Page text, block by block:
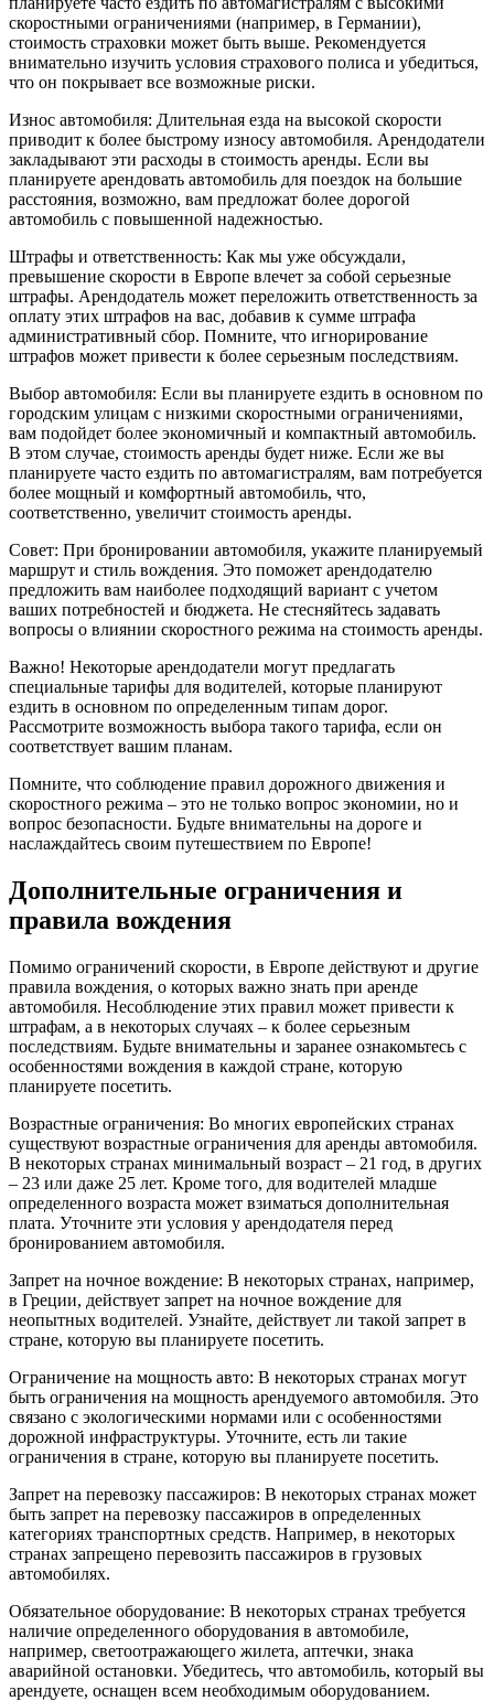
скоростными ограничениями (например, в Германии),
стоимость страховки может быть выше. Рекомендуется
внимательно изучить условия страхового полиса и убедиться,
что он покрывает все возможные риски.
Износ автомобиля: Длительная езда на высокой скорости
приводит к более быстрому износу автомобиля. Арендодатели
закладывают эти расходы в стоимость аренды. Если вы
планируете арендовать автомобиль для поездок на большие
расстояния, возможно, вам предложат более дорогой
автомобиль с повышенной надежностью.
Штрафы и ответственность: Как мы уже обсуждали,
превышение скорости в Европе влечет за собой серьезные
штрафы. Арендодатель может переложить ответственность за
оплату этих штрафов на вас, добавив к сумме штрафа
административный сбор. Помните, что игнорирование
штрафов может привести к более серьезным последствиям.
Выбор автомобиля: Если вы планируете ездить в основном по
городским улицам с низкими скоростными ограничениями,
вам подойдет более экономичный и компактный автомобиль.
В этом случае, стоимость аренды будет ниже. Если же вы
планируете часто ездить по автомагистралям, вам потребуется
более мощный и комфортный автомобиль, что,
соответственно, увеличит стоимость аренды.
Совет: При бронировании автомобиля, укажите планируемый
маршрут и стиль вождения. Это поможет арендодателю
предложить вам наиболее подходящий вариант с учетом
ваших потребностей и бюджета. Не стесняйтесь задавать
вопросы о влиянии скоростного режима на стоимость аренды.
Важно! Некоторые арендодатели могут предлагать
специальные тарифы для водителей, которые планируют
ездить в основном по определенным типам дорог.
Рассмотрите возможность выбора такого тарифа, если он
соответствует вашим планам.
Помните, что соблюдение правил дорожного движения и
скоростного режима – это не только вопрос экономии, но и
вопрос безопасности. Будьте внимательны на дороге и
наслаждайтесь своим путешествием по Европе!
Дополнительные ограничения и
правила вождения
Помимо ограничений скорости, в Европе действуют и другие
правила вождения, о которых важно знать при аренде
автомобиля. Несоблюдение этих правил может привести к
штрафам, а в некоторых случаях – к более серьезным
последствиям. Будьте внимательны и заранее ознакомьтесь с
особенностями вождения в каждой стране, которую
планируете посетить.
Возрастные ограничения: Во многих европейских странах
существуют возрастные ограничения для аренды автомобиля.
В некоторых странах минимальный возраст – 21 год, в других
– 23 или даже 25 лет. Кроме того, для водителей младше
определенного возраста может взиматься дополнительная
плата. Уточните эти условия у арендодателя перед
бронированием автомобиля.
Запрет на ночное вождение: В некоторых странах, например,
в Греции, действует запрет на ночное вождение для
неопытных водителей. Узнайте, действует ли такой запрет в
стране, которую вы планируете посетить.
Ограничение на мощность авто: В некоторых странах могут
быть ограничения на мощность арендуемого автомобиля. Это
связано с экологическими нормами или с особенностями
дорожной инфраструктуры. Уточните, есть ли такие
ограничения в стране, которую вы планируете посетить.
Запрет на перевозку пассажиров: В некоторых странах может
быть запрет на перевозку пассажиров в определенных
категориях транспортных средств. Например, в некоторых
странах запрещено перевозить пассажиров в грузовых
автомобилях.
Обязательное оборудование: В некоторых странах требуется
наличие определенного оборудования в автомобиле,
например, светоотражающего жилета, аптечки, знака
аварийной остановки. Убедитесь, что автомобиль, который вы
арендуете, оснащен всем необходимым оборудованием.